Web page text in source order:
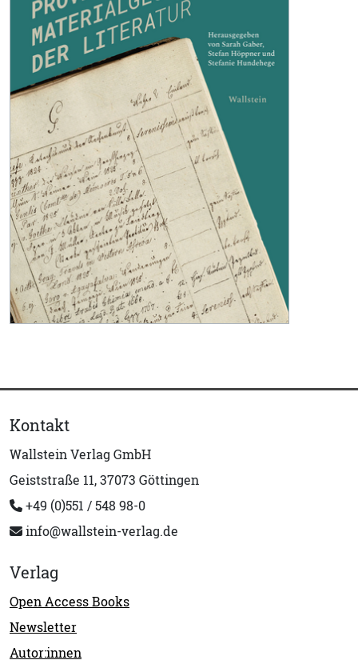
Kontakt
Wallstein Verlag GmbH
Geiststraße 11, 37073 Göttingen
+49 (0)551 / 548 98-0
info@wallstein-verlag.de
Verlag
Open Access Books
Newsletter
Autor:innen